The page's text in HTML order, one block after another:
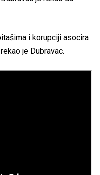
i korupciji asocira
je Dubravac.